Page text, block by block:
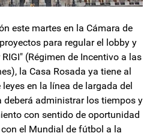
este martes en la Cámara de
para regular el lobby y
(Régimen de Incentivo a las
la Casa Rosada ya tiene al
en la línea de largada del
deberá administrar los tiempos y
con sentido de oportunidad
el Mundial de fútbol a la